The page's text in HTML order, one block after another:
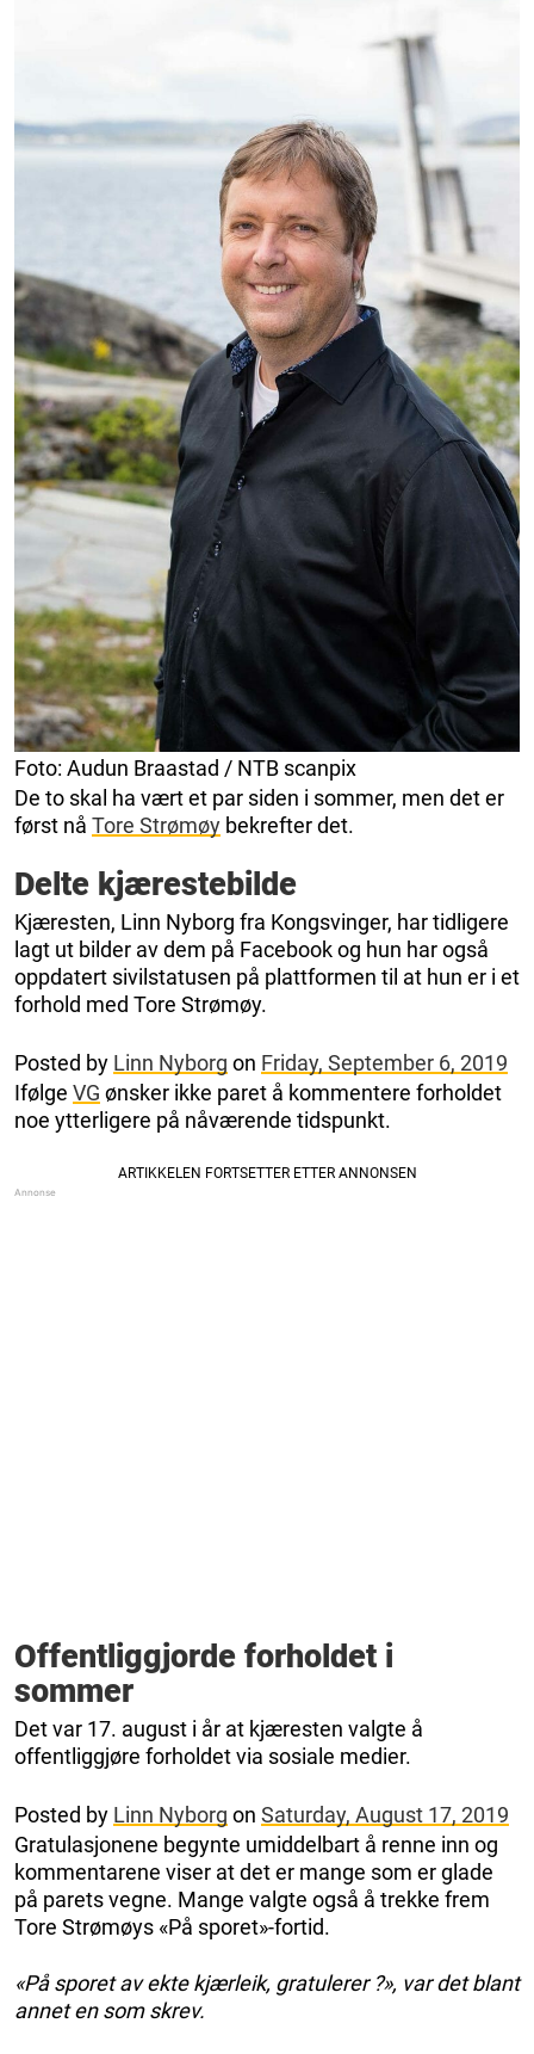
Foto: Audun Braastad / NTB scanpix
De to skal ha vært et par siden i sommer, men det er
først nå Tore Strømøy bekrefter det.
Delte kjærestebilde
Kjæresten, Linn Nyborg fra Kongsvinger, har tidligere
lagt ut bilder av dem på Facebook og hun har også
oppdatert sivilstatusen på plattformen til at hun er i et
forhold med Tore Strømøy.
Posted by Linn Nyborg on Friday, September 6, 2019
Ifølge VG ønsker ikke paret å kommentere forholdet
noe ytterligere på nåværende tidspunkt.
Offentliggjorde forholdet i
sommer
Det var 17. august i år at kjæresten valgte å
offentliggjøre forholdet via sosiale medier.
Posted by Linn Nyborg on Saturday, August 17, 2019
Gratulasjonene begynte umiddelbart å renne inn og
kommentarene viser at det er mange som er glade
på parets vegne. Mange valgte også å trekke frem
Tore Strømøys «På sporet»-fortid.
«På sporet av ekte kjærleik, gratulerer ?», var det blant
annet en som skrev.